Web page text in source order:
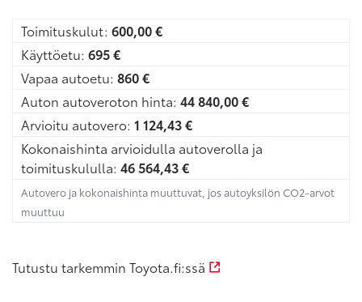
Toimituskulut: 600,00€
Käyttöetu: 695€
Vapaa autoetu: 860€
Auton autoveroton hinta: 44 840,00€
Arvioitu autovero: 1 124,43€
Kokonaishinta arvioidulla autoverolla ja
toimituskululla: 46 564,43€
Autovero ja kokonaishinta muuttuvat, jos autoyksilön CO2-arvot
muuttuu
Tutustu tarkemmin Toyota.fi:ssä